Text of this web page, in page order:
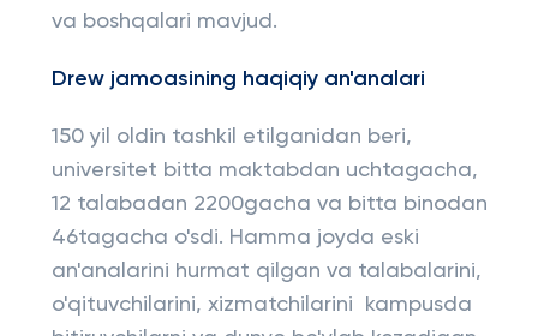
va boshqalari mavjud.
Drew jamoasining haqiqiy an'analari
150 yil oldin tashkil etilganidan beri,
universitet bitta maktabdan uchtagacha,
12 talabadan 2200gacha va bitta binodan
46tagacha o'sdi. Hamma joyda eski
an'analarini hurmat qilgan va talabalarini,
o'qituvchilarini, xizmatchilarini kampusda